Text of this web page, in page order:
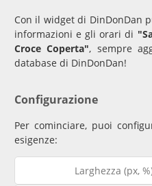
Con il widget di DinDonDan
informazioni e gli orari di
Croce Coperta", sempre
database di DinDonDan!
Configurazione
Per cominciare, puoi
esigenze: